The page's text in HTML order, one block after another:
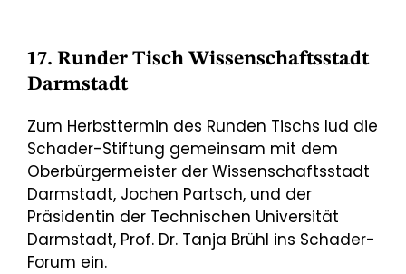
17. Runder Tisch Wissenschaftsstadt
Darmstadt
Zum Herbsttermin des Runden Tischs lud die
Schader-Stiftung gemeinsam mit dem
Oberbürgermeister der Wissenschaftsstadt
Darmstadt, Jochen Partsch, und der
Präsidentin der Technischen Universität
Darmstadt, Prof. Dr. Tanja Brühl ins Schader-
Forum ein.